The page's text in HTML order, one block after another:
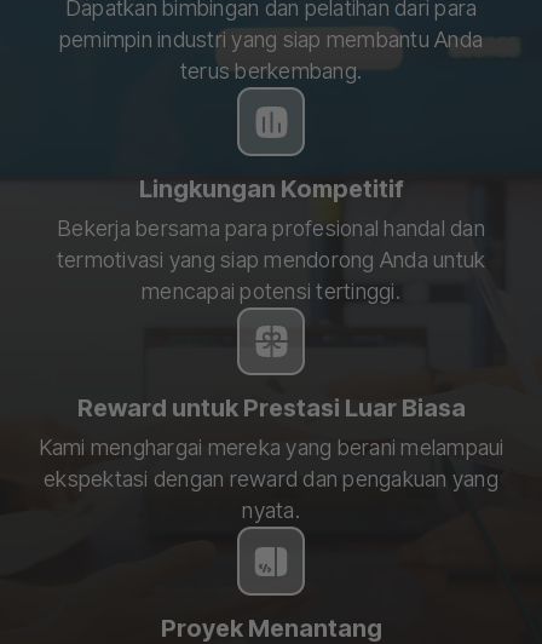
Dapatkan bimbingan dan pelatihan dari para
pemimpin industri yang siap membantu Anda
terus berkembang.
Lingkungan Kompetitif
Bekerja bersama para profesional handal dan
termotivasi yang siap mendorong Anda untuk
mencapai potensi tertinggi.
Reward untuk Prestasi Luar Biasa
Kami menghargai mereka yang berani melampaui
ekspektasi dengan reward dan pengakuan yang
nyata.
Proyek Menantang